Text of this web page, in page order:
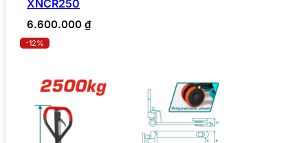
XNCR250
6.600.000 ₫
-12%